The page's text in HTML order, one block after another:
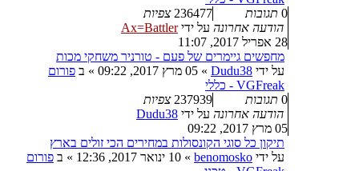
0 תגובות 236477 צפיות
הודעה אחרונה על ידיAx=Battler
28 אפריל 2017, 11:07
מחפשים גיימרים של פעם - טורניר משחקי מכות
על ידי Dudu38
» 05 מרץ 2017, 09:22 » ב פורום
VGFreak - כללי
0 תגובות 237939 צפיות
הודעה אחרונה על ידי Dudu38
05 מרץ 2017, 09:22
תיקון כל סוגי הקונסולות במחירים הכי זולים בארץ
על ידי benomosko
» 10 ינואר 2017, 12:36 » ב פורום